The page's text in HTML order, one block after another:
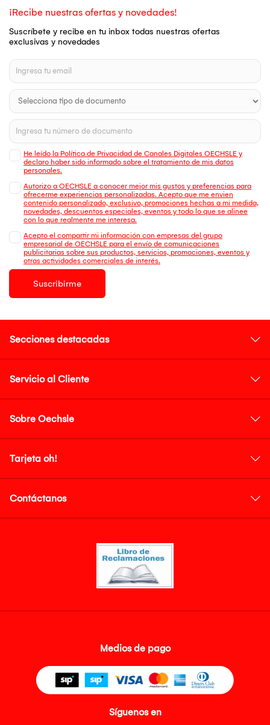
¡Recibe nuestras ofertas y novedades!
Suscríbete y recibe en tu inbox todas nuestras ofertas
exclusivas y novedades
He leído la Política de Privacidad de Canales Digitales OECHSLE y
declaro haber sido informado sobre el tratamiento de mis datos
personales.
Autorizo a OECHSLE a conocer mejor mis gustos y preferencias para
ofrecerme experiencias personalizadas. Acepto que me envien
contenido personalizado, exclusivo, promociones hechas a mi medida,
novedades, descuentos especiales, eventos y todo lo que se alinee
con lo que realmente me interesa.
Acepto el compartir mi información con empresas del grupo
empresarial de OECHSLE para el envío de comunicaciones
publicitarias sobre sus productos, servicios, promociones, eventos y
otras actividades comerciales de interés.
Suscribirme
Secciones destacadas
Servicio al Cliente
Sobre Oechsle
Tarjeta oh!
Contáctanos
Medios de pago
Síguenos en